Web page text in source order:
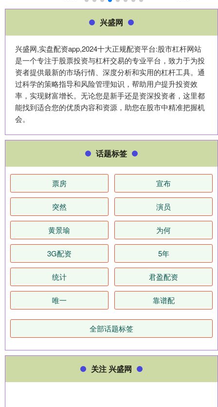
兴盛网
兴盛网,实盘配资app,2024十大正规配资平台:股市杠杆网站
是一个专注于股票投资与杠杆交易的专业平台，致力于为投
资者提供最新的市场行情、深度分析和实用的杠杆工具。通
过科学的策略指导和风险管理知识，帮助用户提升投资效
率，实现财富增长。无论您是新手还是资深投资者，这里都
能找到适合您的优质内容和资源，助您在股市中精准把握机
会。
话题标签
票房 宣布
突然 演员
黄景瑜 为何
3G配资 5年
统计 君盈配资
唯一 靠谱配
全部话题标签
关注 兴盛网